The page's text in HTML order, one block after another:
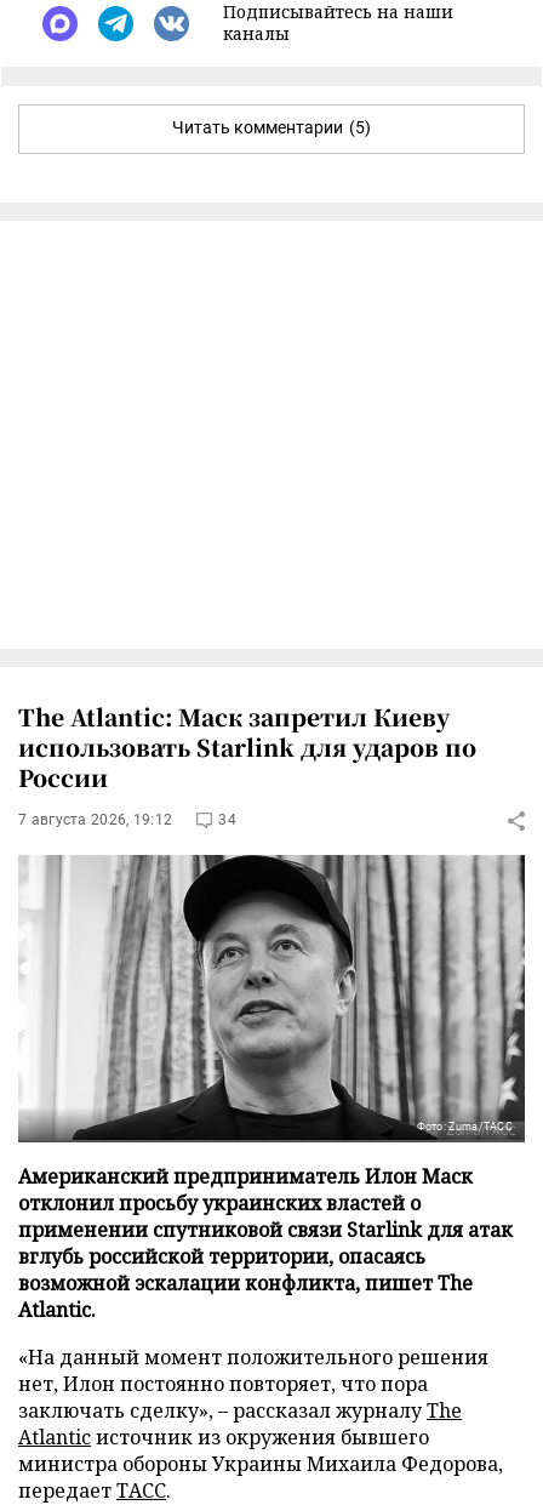
Подписывайтесь на наши
каналы
Читать комментарии (5)
The Atlantic: Маск запретил Киеву
использовать Starlink для ударов по
России
7 августа 2026, 19:12 34
Фото: Zuma/ТАСС
Американский предприниматель Илон Маск
отклонил просьбу украинских властей о
применении спутниковой связи Starlink для атак
вглубь российской территории, опасаясь
возможной эскалации конфликта, пишет The
Atlantic.
«На данный момент положительного решения
нет, Илон постоянно повторяет, что пора
заключать сделку», – рассказал журналуThe
Atlanticисточник из окружения бывшего
министра обороны Украины Михаила Федорова,
передаетТАСС.